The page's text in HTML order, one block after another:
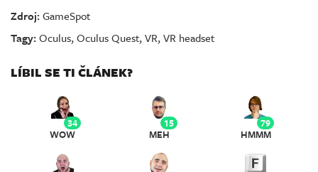
Zdroj:GameSpot
Tagy:Oculus,Oculus Quest,VR,VR headset
LÍBIL SE TI ČLÁNEK?
34
WOW
15
MEH
79
HMMM